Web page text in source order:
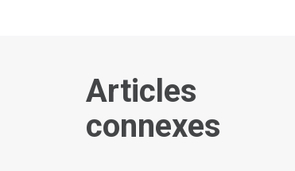
Articles
connexes